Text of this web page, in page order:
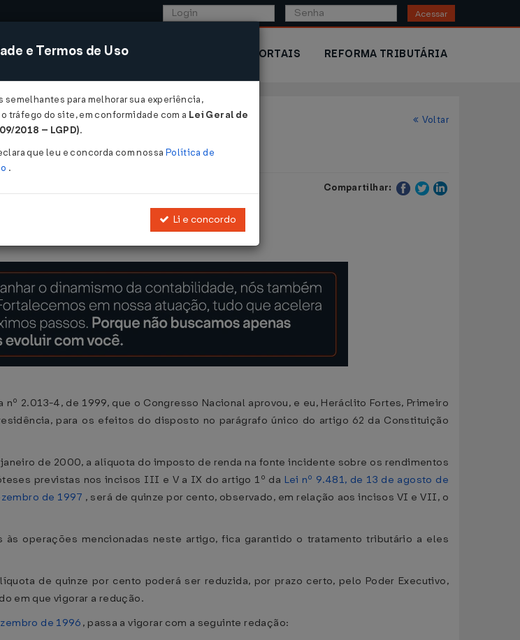
Acessar
SISTEMAS COMÉRCIO EXTERIOR PORTAIS REFORMA TRIBUTÁRIA
Voltar
Compartilhar:
federal e dá outras providências.
2.013-4, de 1999, que o Congresso Nacional aprovou, e eu, Heráclito Fortes, Primeiro
para os efeitos do disposto no parágrafo único do artigo 62 da Constituição
de 2000, a alíquota do imposto de renda na fonte incidente sobre os rendimentos
previstas nos incisos III e V a IX do artigo 1º da Lei nº 9.481, de 13 de agosto de
de 1997 , será de quinze por cento, observado, em relação aos incisos VI e VII, o
operações mencionadas neste artigo, fica garantido o tratamento tributário a eles
de quinze por cento poderá ser reduzida, por prazo certo, pelo Poder Executivo,
em que vigorar a redução.
de 1996, passa a vigorar com a seguinte redação:
e Termos de Uso
para melhorar sua experiência,
tráfego do site, em conformidade com a Lei Geral de
2018 – LGPD).
que leu e concorda com nossa Política de
.
Li e concordo